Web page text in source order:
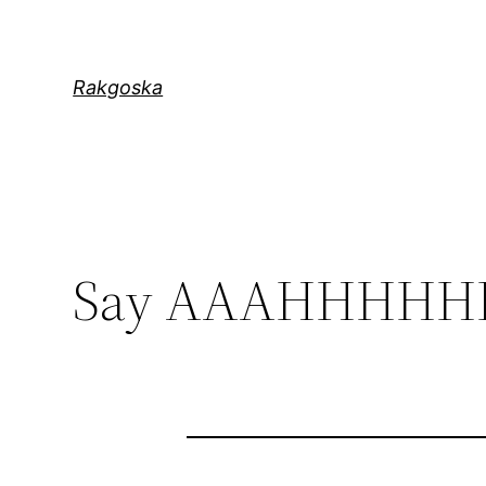
Rakgoska
Say